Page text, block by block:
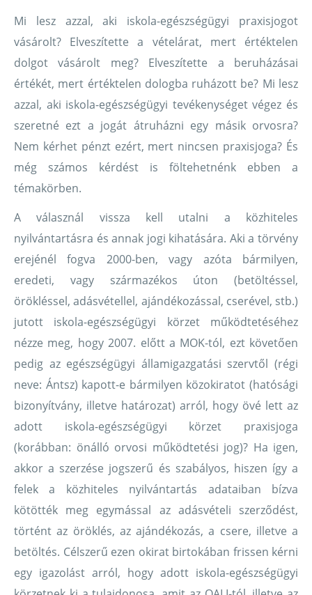
Mi lesz azzal, aki iskola-egészségügyi praxisjogot
vásárolt? Elveszítette a vételárat, mert értéktelen
dolgot vásárolt meg? Elveszítette a beruházásai
értékét, mert értéktelen dologba ruházott be? Mi lesz
azzal, aki iskola-egészségügyi tevékenységet végez és
szeretné ezt a jogát átruházni egy másik orvosra?
Nem kérhet pénzt ezért, mert nincsen praxisjoga? És
még számos kérdést is föltehetnénk ebben a
témakörben.
A válasznál vissza kell utalni a közhiteles
nyilvántartásra és annak jogi kihatására. Aki a törvény
erejénél fogva 2000-ben, vagy azóta bármilyen,
eredeti, vagy származékos úton (betöltéssel,
örökléssel, adásvétellel, ajándékozással, cserével, stb.)
jutott iskola-egészségügyi körzet működtetéséhez
nézze meg, hogy 2007. előtt a MOK-tól, ezt követően
pedig az egészségügyi államigazgatási szervtől (régi
neve: Ántsz) kapott-e bármilyen közokiratot (hatósági
bizonyítvány, illetve határozat) arról, hogy övé lett az
adott iskola-egészségügyi körzet praxisjoga
(korábban: önálló orvosi működtetési jog)? Ha igen,
akkor a szerzése jogszerű és szabályos, hiszen így a
felek a közhiteles nyilvántartás adataiban bízva
kötötték meg egymással az adásvételi szerződést,
történt az öröklés, az ajándékozás, a csere, illetve a
betöltés. Célszerű ezen okirat birtokában frissen kérni
egy igazolást arról, hogy adott iskola-egészségügyi